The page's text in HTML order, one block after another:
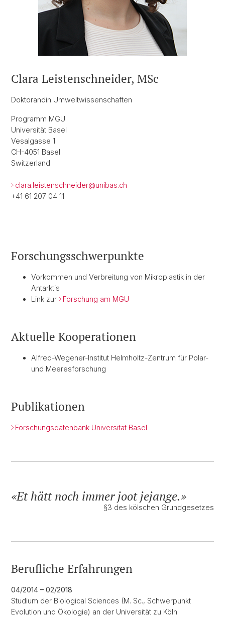
Clara Leistenschneider, MSc
Doktorandin Umweltwissenschaften
Programm MGU
Universität Basel
Vesalgasse 1
CH-4051 Basel
Switzerland
clara.leistenschneider@unibas.ch
+41 61 207 04 11
Forschungsschwerpunkte
Vorkommen und Verbreitung von Mikroplastik in der
Antarktis
Link zur
Forschung am MGU
Aktuelle Kooperationen
Alfred-Wegener-Institut Helmholtz-Zentrum für Polar-
und Meeresforschung
Publikationen
Forschungsdatenbank Universität Basel
Et hätt noch immer joot jejange.
§3 des kölschen Grundgesetzes
Berufliche Erfahrungen
04/2014 – 02/2018
Studium der Biological Sciences (M. Sc., Schwerpunkt
Evolution und Ökologie) an der Universität zu Köln